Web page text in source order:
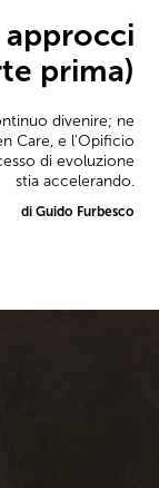
approcci
prima)
divenire; ne
Care, e l'Opificio
di evoluzione
stia accelerando.
di Guido Furbesco